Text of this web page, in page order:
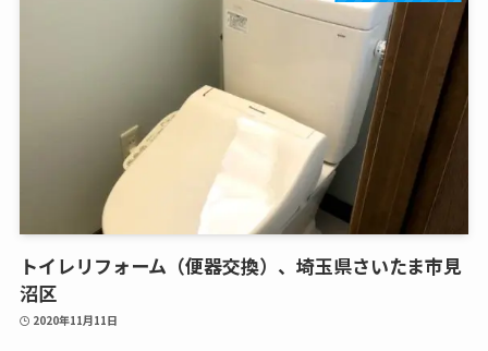
トイレリフォーム（便器交換）、埼玉県さいたま市見
沼区
2020年11月11日